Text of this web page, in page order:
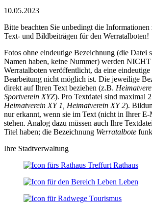
10.05.2023
Bitte beachten Sie unbedingt die
Text- und Bildbeiträgen für den Werratalboten!
Fotos ohne eindeutige Bezeichnung (die Datei
Namen haben, keine Nummer) werden
Werratalboten veröffentlicht, da eine
Bearbeitung nicht möglich ist. Die jeweilige
direkt auf Ihren Text beziehen (z.B.
Sportverein XYZ). Pro Textdatei sind maximal
Heimatverein XY 1,
Heimatverein XY 2).
nur erkannt, wenn sie im Text (nicht in Ihrer
stehen. Analog dazu müssen auch Ihre
Titel haben; die Bezeichnung Werratalbote
Ihre Stadtverwaltung
Rathaus
Leben
Tourismus